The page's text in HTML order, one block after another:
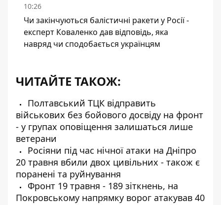
10:26
Чи закінчуються балістичні ракети у Росії -
експерт Коваленко дав відповідь, яка
навряд чи сподобається українцям
ЧИТАЙТЕ ТАКОЖ:
Полтавський ТЦК відправить
військових без бойового досвіду на фронт
- у групах оповіщення залишаться лише
ветерани
Росіяни під час нічної атаки на Дніпро
20 травня вбили двох цивільних - також є
поранені та руйнування
Фронт 19 травня - 189 зіткнень, на
Покровському напрямку ворог атакував 40